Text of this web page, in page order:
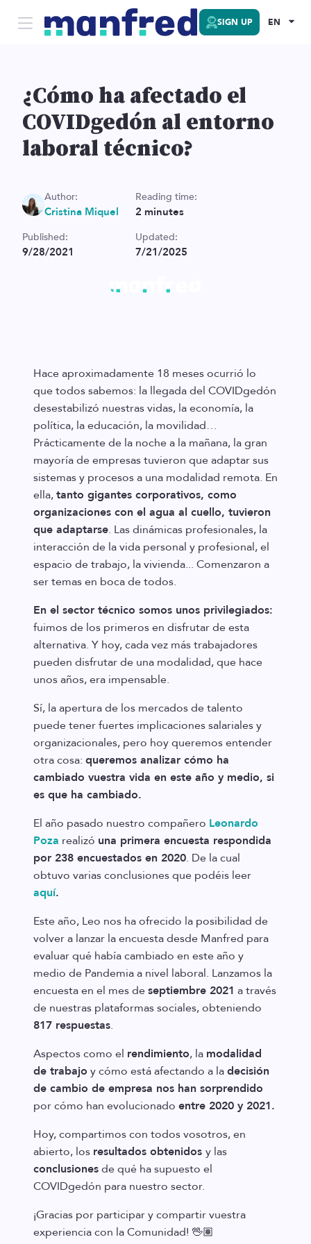
SIGN UP EN
¿Cómo ha afectado el
COVIDgedón al entorno
laboral técnico?
Author:
Cristina Miquel
Published:
9/28/2021
Updated:
7/21/2025
Reading time:
2 minutes
Hace aproximadamente 18 meses ocurrió lo
que todos sabemos: la llegada del COVIDgedón
desestabilizó nuestras vidas, la economía, la
política, la educación, la movilidad…
Prácticamente de la noche a la mañana, la gran
mayoría de empresas tuvieron que adaptar sus
sistemas y procesos a una modalidad remota. En
ella,tanto gigantes corporativos, como
organizaciones con el agua al cuello, tuvieron
que adaptarse. Las dinámicas profesionales, la
interacción de la vida personal y profesional, el
espacio de trabajo, la vivienda... Comenzaron a
ser temas en boca de todos.
En el sector técnico somos unos privilegiados:
fuimos de los primeros en disfrutar de esta
alternativa. Y hoy, cada vez más trabajadores
pueden disfrutar de una modalidad, que hace
unos años, era impensable.
Sí, la apertura de los mercados de talento
puede tener fuertes implicaciones salariales y
organizacionales, pero hoy queremos entender
otra cosa: queremos analizar cómo ha
cambiado vuestra vida en este año y medio, si
es que ha cambiado.
El año pasado nuestro compañero Leonardo
Poza realizó una primera encuesta respondida
por 238 encuestados en 2020. De la cual
obtuvo varias conclusiones que podéis leer
aquí.
Este año, Leo nos ha ofrecido la posibilidad de
volver a lanzar la encuesta desde Manfred para
evaluar qué había cambiado en este año y
medio de Pandemia a nivel laboral. Lanzamos la
encuesta en el mes deseptiembre 2021 a través
de nuestras plataformas sociales, obteniendo
817 respuestas.
Aspectos como el rendimiento, la modalidad
de trabajo y cómo está afectando a ladecisión
de cambio de empresa nos han sorprendido
por cómo han evolucionado entre 2020 y 2021.
Hoy, compartimos con todos vosotros, en
abierto, los resultados obtenidos y las
conclusionesde qué ha supuesto el
COVIDgedón para nuestro sector.
¡Gracias por participar y compartir vuestra
experiencia con la Comunidad! 🖖🏽